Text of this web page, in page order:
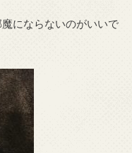
にならないのがいいで